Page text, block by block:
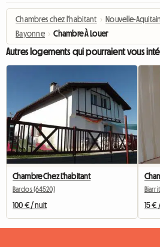
Chambres chez l'habitant › Nouvelle-
Bayonne › Chambre À Louer
Autres logements qui pourraient vous
Chambre Chez L'habitant
Bardos (64520)
100 € / nuit 15 €